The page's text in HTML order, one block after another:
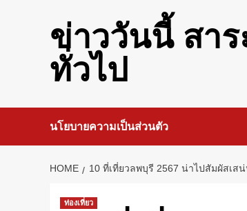
ข่าววันนี้ สาร
ทั่วไป
นโยบายความเป็นส่วนตัว
HOME 10 ที่เที่ยวลพบุรี 2567 น่าไปสัมผัสเส
ท่องเที่ยว